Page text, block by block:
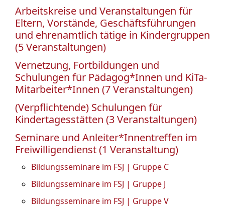
Arbeitskreise und Veranstaltungen für
Eltern, Vorstände, Geschäftsführungen
und ehrenamtlich tätige in Kindergruppen
(5 Veranstaltungen)
Vernetzung, Fortbildungen und
Schulungen für Pädagog*Innen und KiTa-
Mitarbeiter*Innen (7 Veranstaltungen)
(Verpflichtende) Schulungen für
Kindertagesstätten (3 Veranstaltungen)
Seminare und Anleiter*Innentreffen im
Freiwilligendienst (1 Veranstaltung)
Bildungsseminare im FSJ | Gruppe C
Bildungsseminare im FSJ | Gruppe J
Bildungsseminare im FSJ | Gruppe V